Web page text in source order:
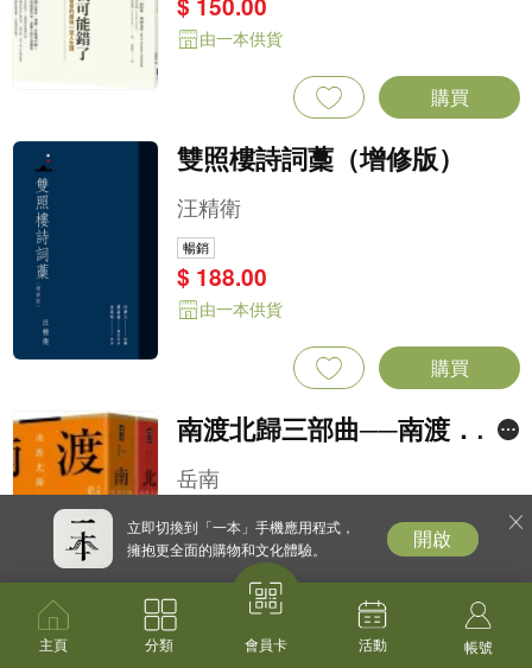
歸．離別（全新校對增訂、珍
貴史料圖片版）
岳南
由一本供貨
主頁 分類 會員卡 活動 帳號
立即切換到「一本」手機應用程式，
擁抱更全面的購物和文化體驗。
開啟